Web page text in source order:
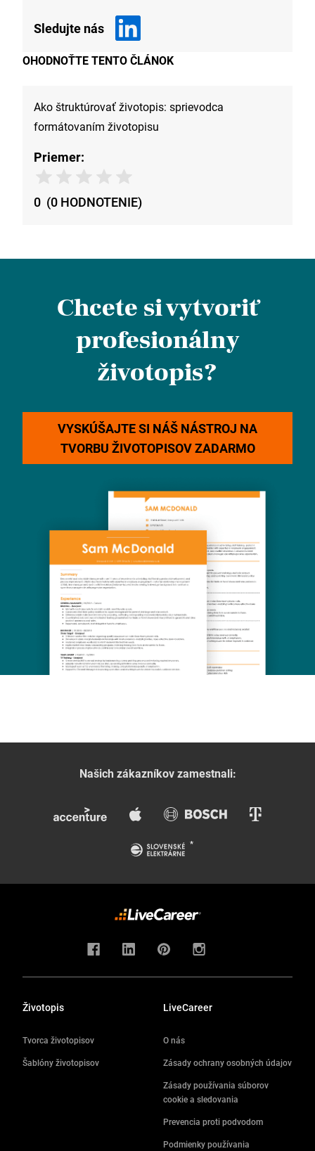
Sledujte nás
OHODNOŤTE TENTO ČLÁNOK
Ako štruktúrovať životopis: sprievodca
formátovaním životopisu
Priemer:
0 (0 HODNOTENIE)
Chcete si vytvoriť
profesionálny
životopis?
VYSKÚŠAJTE SI NÁŠ NÁSTROJ NA
TVORBU ŽIVOTOPISOV ZADARMO
Našich zákazníkov zamestnali:
Životopis
Tvorca životopisov
Šablóny životopisov
LiveCareer
O nás
Zásady ochrany osobných údajov
Zásady používania súborov
cookie a sledovania
Prevencia proti podvodom
Podmienky používania